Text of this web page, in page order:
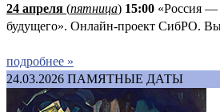
24 апреля (пятница) 15:00 «Россия —
будущего». Онлайн-проект СибРО.
подробнее »
24.03.2026 ПАМЯТНЫЕ ДАТЫ